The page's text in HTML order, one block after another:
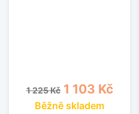
Běžná cena
1 225 Kč Cena
1 103 Kč
Běžně skladem